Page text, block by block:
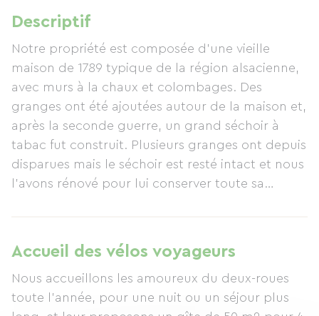
Descriptif
Notre propriété est composée d’une vieille
maison de 1789 typique de la région alsacienne,
avec murs à la chaux et colombages. Des
granges ont été ajoutées autour de la maison et,
après la seconde guerre, un grand séchoir à
tabac fut construit. Plusieurs granges ont depuis
disparues mais le séchoir est resté intact et nous
l’avons rénové pour lui conserver toute sa
Le logement est construit au centre de la
propriété, dans la partie centrale du vieux
séchoir à tabac, au rez de chaussée avec
Accueil des vélos voyageurs
Nous accueillons les amoureux du deux-roues
toute l'année, pour une nuit ou un séjour plus